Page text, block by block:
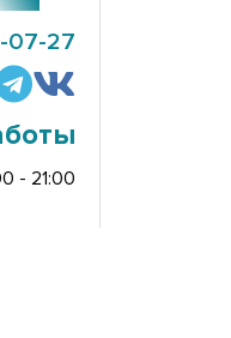
07-27
- 21:00